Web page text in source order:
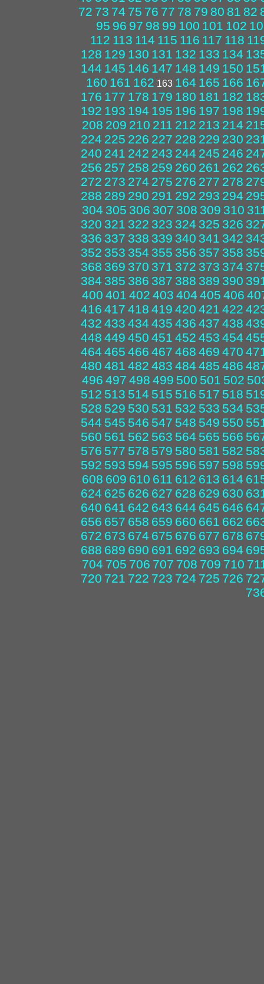
72 73 74 75 76 77 78 79 80 81 82
95 96 97 98 99 100 101 102
112 113 114 115 116 117 118
128 129 130 131 132 133 134
144 145 146 147 148 149 150
160 161 162 163 164 165 166
176 177 178 179 180 181 182
192 193 194 195 196 197 198
208 209 210 211 212 213 214
224 225 226 227 228 229 230
240 241 242 243 244 245 246
256 257 258 259 260 261 262
272 273 274 275 276 277 278
288 289 290 291 292 293 294
304 305 306 307 308 309 310
320 321 322 323 324 325 326
336 337 338 339 340 341 342
352 353 354 355 356 357 358
368 369 370 371 372 373 374
384 385 386 387 388 389 390
400 401 402 403 404 405 406
416 417 418 419 420 421 422
432 433 434 435 436 437 438
448 449 450 451 452 453 454
464 465 466 467 468 469 470
480 481 482 483 484 485 486
496 497 498 499 500 501 502
512 513 514 515 516 517 518
528 529 530 531 532 533 534
544 545 546 547 548 549 550
560 561 562 563 564 565 566
576 577 578 579 580 581 582
592 593 594 595 596 597 598
608 609 610 611 612 613 614
624 625 626 627 628 629 630
640 641 642 643 644 645 646
656 657 658 659 660 661 662
672 673 674 675 676 677 678
688 689 690 691 692 693 694
704 705 706 707 708 709 710
720 721 722 723 724 725 726